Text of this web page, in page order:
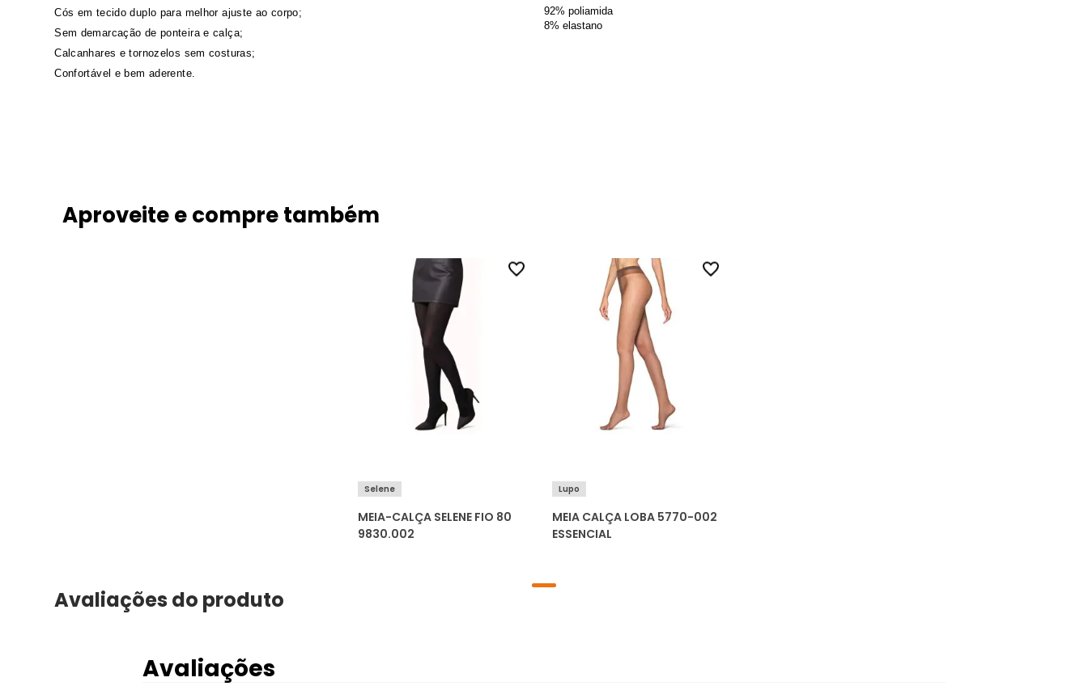
Cós em tecido duplo para melhor ajuste ao corpo;
Sem demarcação de ponteira e calça;
Calcanhares e tornozelos sem costuras;
Confortável e bem aderente.
92% poliamida
8% elastano
Aproveite e compre também
Selene
MEIA-CALÇA SELENE FIO 80
9830.002
Lupo
MEIA CALÇA LOBA 5770-002
ESSENCIAL
Avaliações do produto
Avaliações